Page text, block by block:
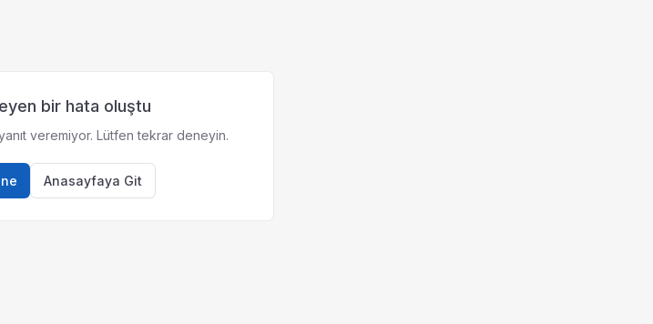
bir hata oluştu
veremiyor. Lütfen tekrar deneyin.
Anasayfaya Git